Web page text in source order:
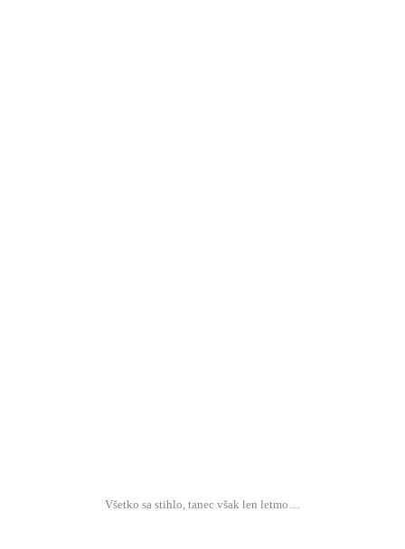
Všetko sa stih­lo, tanec však len letmo…